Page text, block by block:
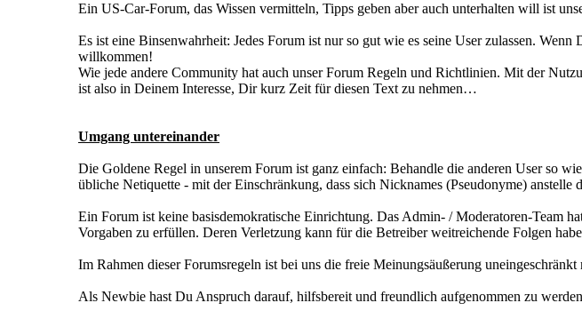
Ein US-Car-Forum, das Wissen vermitteln, Tipps geben aber auch unterhalten will ist
Es ist eine Binsenwahrheit: Jedes Forum ist nur so gut wie es seine User zulassen.
willkommen!
Wie jede andere Community hat auch unser Forum Regeln und Richtlinien. Mit der
ist also in Deinem Interesse, Dir kurz Zeit für diesen Text zu nehmen…
Umgang untereinander
Die Goldene Regel in unserem Forum ist ganz einfach: Behandle die anderen User so
übliche Netiquette - mit der Einschränkung, dass sich Nicknames (Pseudonyme) anstelle
Ein Forum ist keine basisdemokratische Einrichtung. Das Admin- / Moderatoren-Team
Vorgaben zu erfüllen. Deren Verletzung kann für die Betreiber weitreichende Folgen
Im Rahmen dieser Forumsregeln ist bei uns die freie Meinungsäußerung
Als Newbie hast Du Anspruch darauf, hilfsbereit und freundlich aufgenommen zu